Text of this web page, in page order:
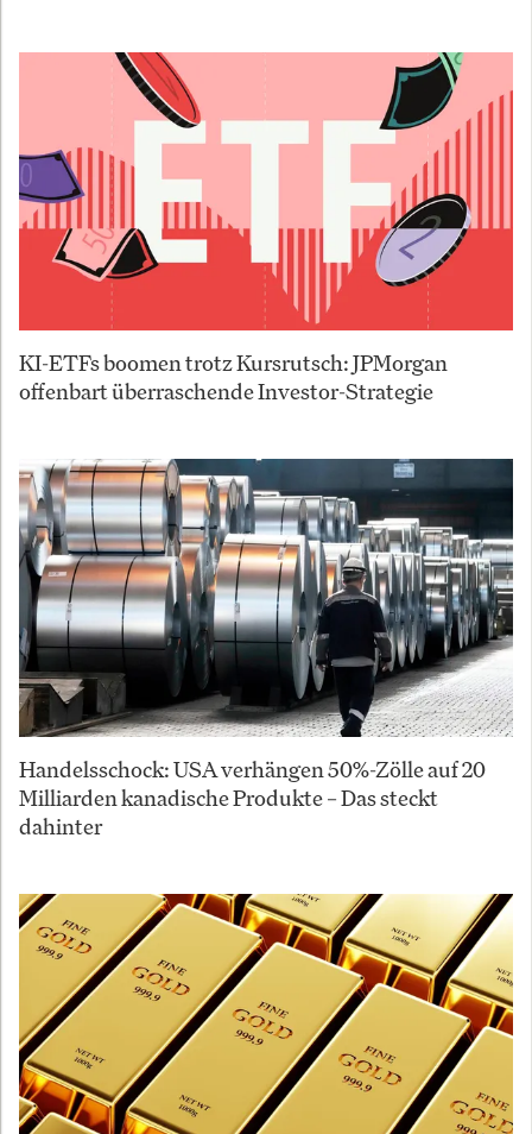
KI-ETFs boomen trotz Kursrutsch: JPMorgan
offenbart überraschende Investor-Strategie
Handelsschock: USA verhängen 50%-Zölle auf 20
Milliarden kanadische Produkte – Das steckt
dahinter